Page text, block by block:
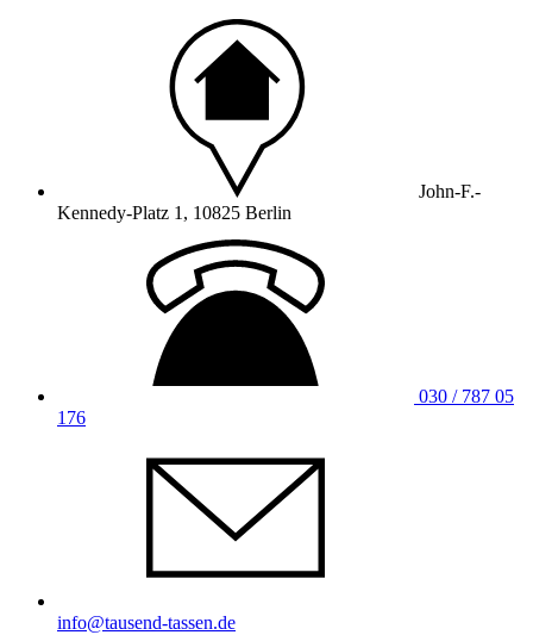
John-F.-
Kennedy-Platz 1, 10825 Berlin
030 / 787 05
176
info@tausend-tassen.de